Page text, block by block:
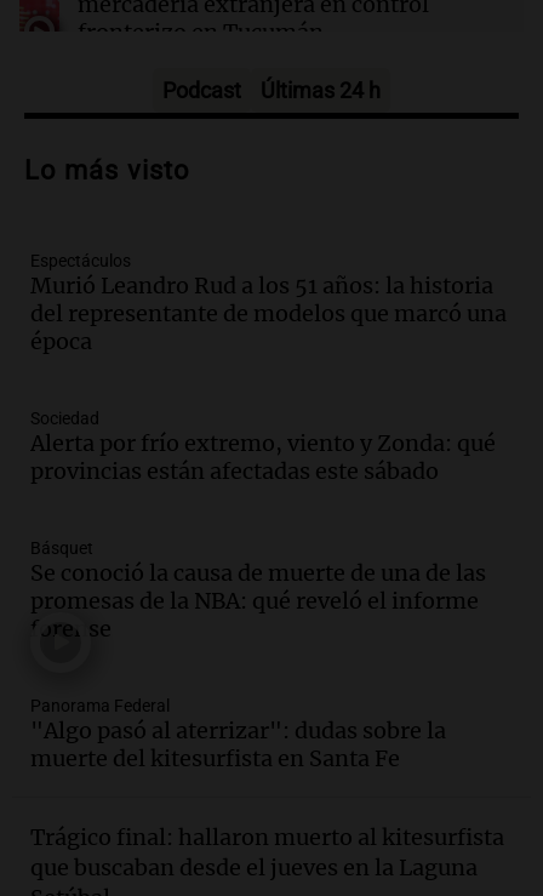
fronterizo en Tucumán
Audio.El futuro de la industria
de consumo en Argentina
Audio.
mientras esperaba cobrar su jubilación
en San Luis
Panorama Federal
Audio.
abuso sexual: juicio programado para
diciembre de 2025
Audio.Familiares de Lautaro Britos
convocan marcha por justicia tras su
trágica muerte en Villa Mercedes
Panorama Federal
Audio.Reparaciones en acueducto
Novalí finalizan y se normaliza el
suministro de agua en San Luis
Audio.Docentes de Jujuy enfrentan
descuentos de salarios de hasta 700.000
Podcast Últimas 24 h
Lo más visto
Espectáculos
Murió Leandro Rud a los 51 años: la historia
del representante de modelos que marcó una
época
Sociedad
Alerta por frío extremo, viento y Zonda: qué
provincias están afectadas este sábado
Básquet
Se conoció la causa de muerte de una de las
promesas de la NBA: qué reveló el informe
forense
Panorama Federal
"Algo pasó al aterrizar": dudas sobre la
muerte del kitesurfista en Santa Fe
Trágico final: hallaron muerto al kitesurfista
que buscaban desde el jueves en la Laguna